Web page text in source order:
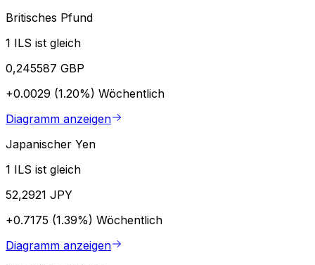
Britisches Pfund
1 ILS ist gleich
0,245587 GBP
+0.0029 (1.20%) Wöchentlich
Diagramm anzeigen
Japanischer Yen
1 ILS ist gleich
52,2921 JPY
+0.7175 (1.39%) Wöchentlich
Diagramm anzeigen